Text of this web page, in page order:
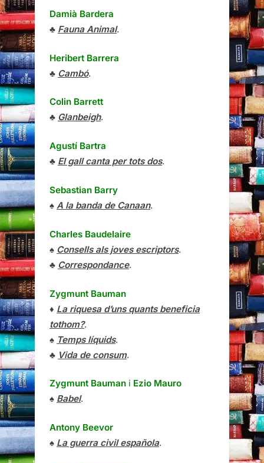
Damià Bardera
♣ Fauna Animal.
Heribert Barrera
♣ Cambó.
Colin Barrett
♣ Glanbeigh.
Agustí Bartra
♣ El gall canta per tots dos.
Sebastian Barry
♠ A la banda de Canaan.
Charles Baudelaire
♠ Consells als joves escriptors.
♣ Correspondance.
Zygmunt Bauman
♦ La riquesa d’uns quants beneficia
tothom?.
♠ Temps líquids.
♣ Vida de consum.
Zygmunt Bauman i Ezio Mauro
♠ Babel.
Antony Beevor
♠ La guerra civil española.